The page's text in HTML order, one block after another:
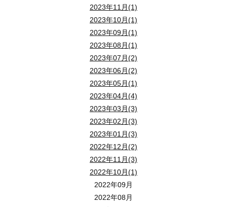
2023年11月(1)
2023年10月(1)
2023年09月(1)
2023年08月(1)
2023年07月(2)
2023年06月(2)
2023年05月(1)
2023年04月(4)
2023年03月(3)
2023年02月(3)
2023年01月(3)
2022年12月(2)
2022年11月(3)
2022年10月(1)
2022年09月
2022年08月